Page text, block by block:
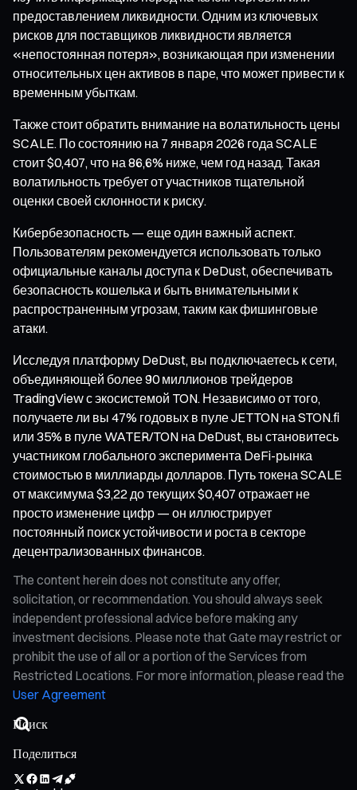
предоставлением ликвидности. Одним из ключевых
рисков для поставщиков ликвидности является
«непостоянная потеря», возникающая при изменении
относительных цен активов в паре, что может привести к
временным убыткам.
Также стоит обратить внимание на волатильность цены
SCALE. По состоянию на 7 января 2026 года SCALE
стоит $0,407, что на 86,6% ниже, чем год назад. Такая
волатильность требует от участников тщательной
оценки своей склонности к риску.
Кибербезопасность — еще один важный аспект.
Пользователям рекомендуется использовать только
официальные каналы доступа к DeDust, обеспечивать
безопасность кошелька и быть внимательными к
распространенным угрозам, таким как фишинговые
атаки.
Исследуя платформу DeDust, вы подключаетесь к сети,
объединяющей более 90 миллионов трейдеров
TradingView с экосистемой TON. Независимо от того,
получаете ли вы 47% годовых в пуле JETTON на STON.fi
или 35% в пуле WATER/TON на DeDust, вы становитесь
участником глобального эксперимента DeFi-рынка
стоимостью в миллиарды долларов. Путь токена SCALE
от максимума $3,22 до текущих $0,407 отражает не
просто изменение цифр — он иллюстрирует
постоянный поиск устойчивости и роста в секторе
децентрализованных финансов.
The content herein does not constitute any offer,
solicitation, or recommendation. You should always seek
independent professional advice before making any
investment decisions. Please note that Gate may restrict or
prohibit the use of all or a portion of the Services from
Restricted Locations. For more information, please read the
User Agreement
Поделиться